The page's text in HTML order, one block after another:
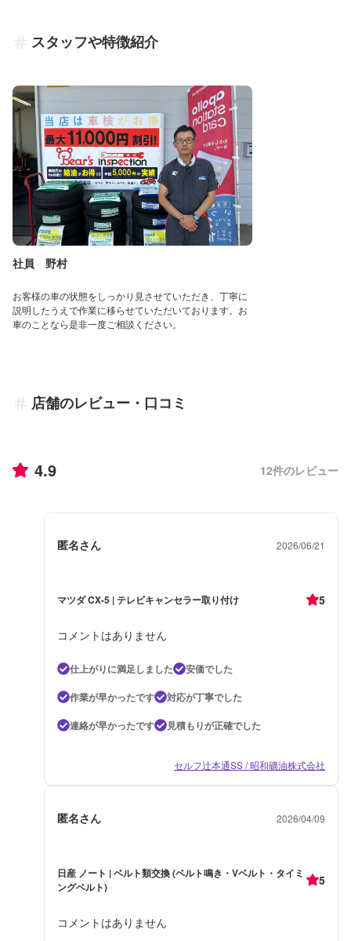
スタッフや特徴紹介
社員 野村
お客様の車の状態をしっかり見させていただき、丁寧に
説明したうえで作業に移らせていただいております。お
車のことなら是非一度ご相談ください。
店舗のレビュー・口コミ
4.9 12件のレビュー
匿名さん 2026/06/21
マツダ CX-5 | テレビキャンセラー取り付け 5
コメントはありません
仕上がりに満足しました
安価でした
作業が早かったです
対応が丁寧でした
連絡が早かったです
見積もりが正確でした
セルフ辻本通SS / 昭和礦油株式会社
匿名さん 2026/04/09
日産 ノート | ベルト類交換 (ベルト鳴き・Vベルト・タイミ
ングベルト)
5
コメントはありません